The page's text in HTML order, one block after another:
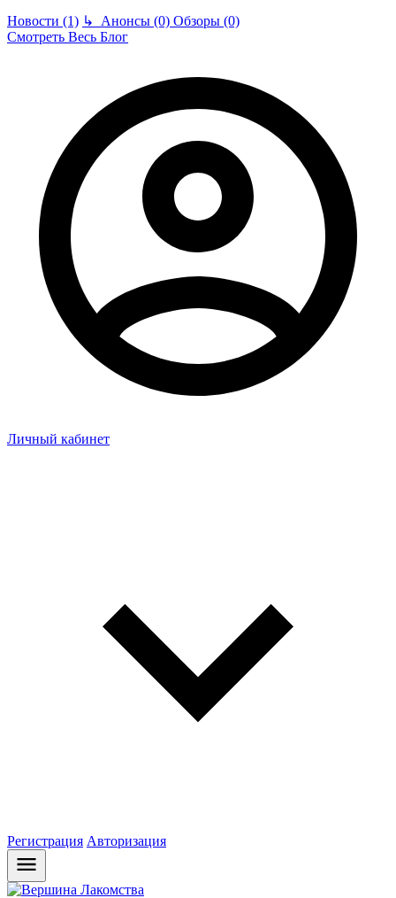
Новости (1) ↳ Анонсы (0) Обзоры (0)
Смотреть Весь Блог
Личный кабинет
Регистрация Авторизация